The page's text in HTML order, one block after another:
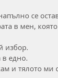
се
в мен,
избор.
в едно.
и тялото ми